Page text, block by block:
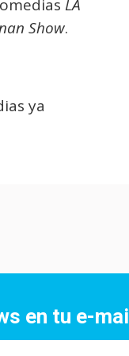
LA
Show.
ya
en tu e-